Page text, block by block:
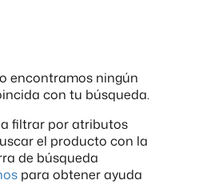
encontramos ningún
con tu búsqueda.
filtrar por atributos
el producto con la
de búsqueda
para obtener ayuda